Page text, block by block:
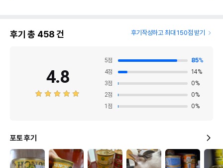
후기 총 458건 후기작성하고 최대 150점 받기
4.8
5점 85%
4점 14%
3점 0%
2점 0%
1 점 0%
포토 후기